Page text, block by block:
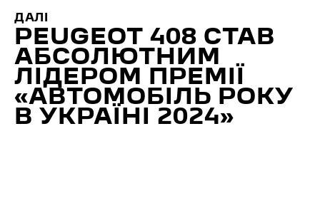
ДАЛІ
PEUGEOT 408 СТАВ
АБСОЛЮТНИМ
ЛІДЕРОМ ПРЕМІЇ
«АВТОМОБІЛЬ РОКУ
В УКРАЇНІ 2024»